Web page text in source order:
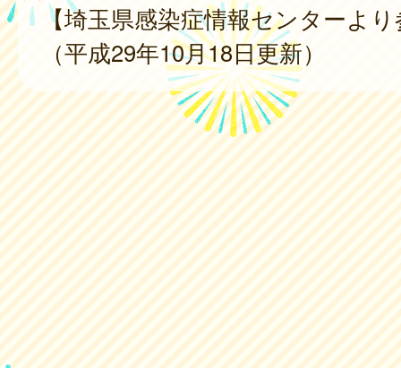
【埼玉県感染症情報センターよ
（平成29年10月18日更新）